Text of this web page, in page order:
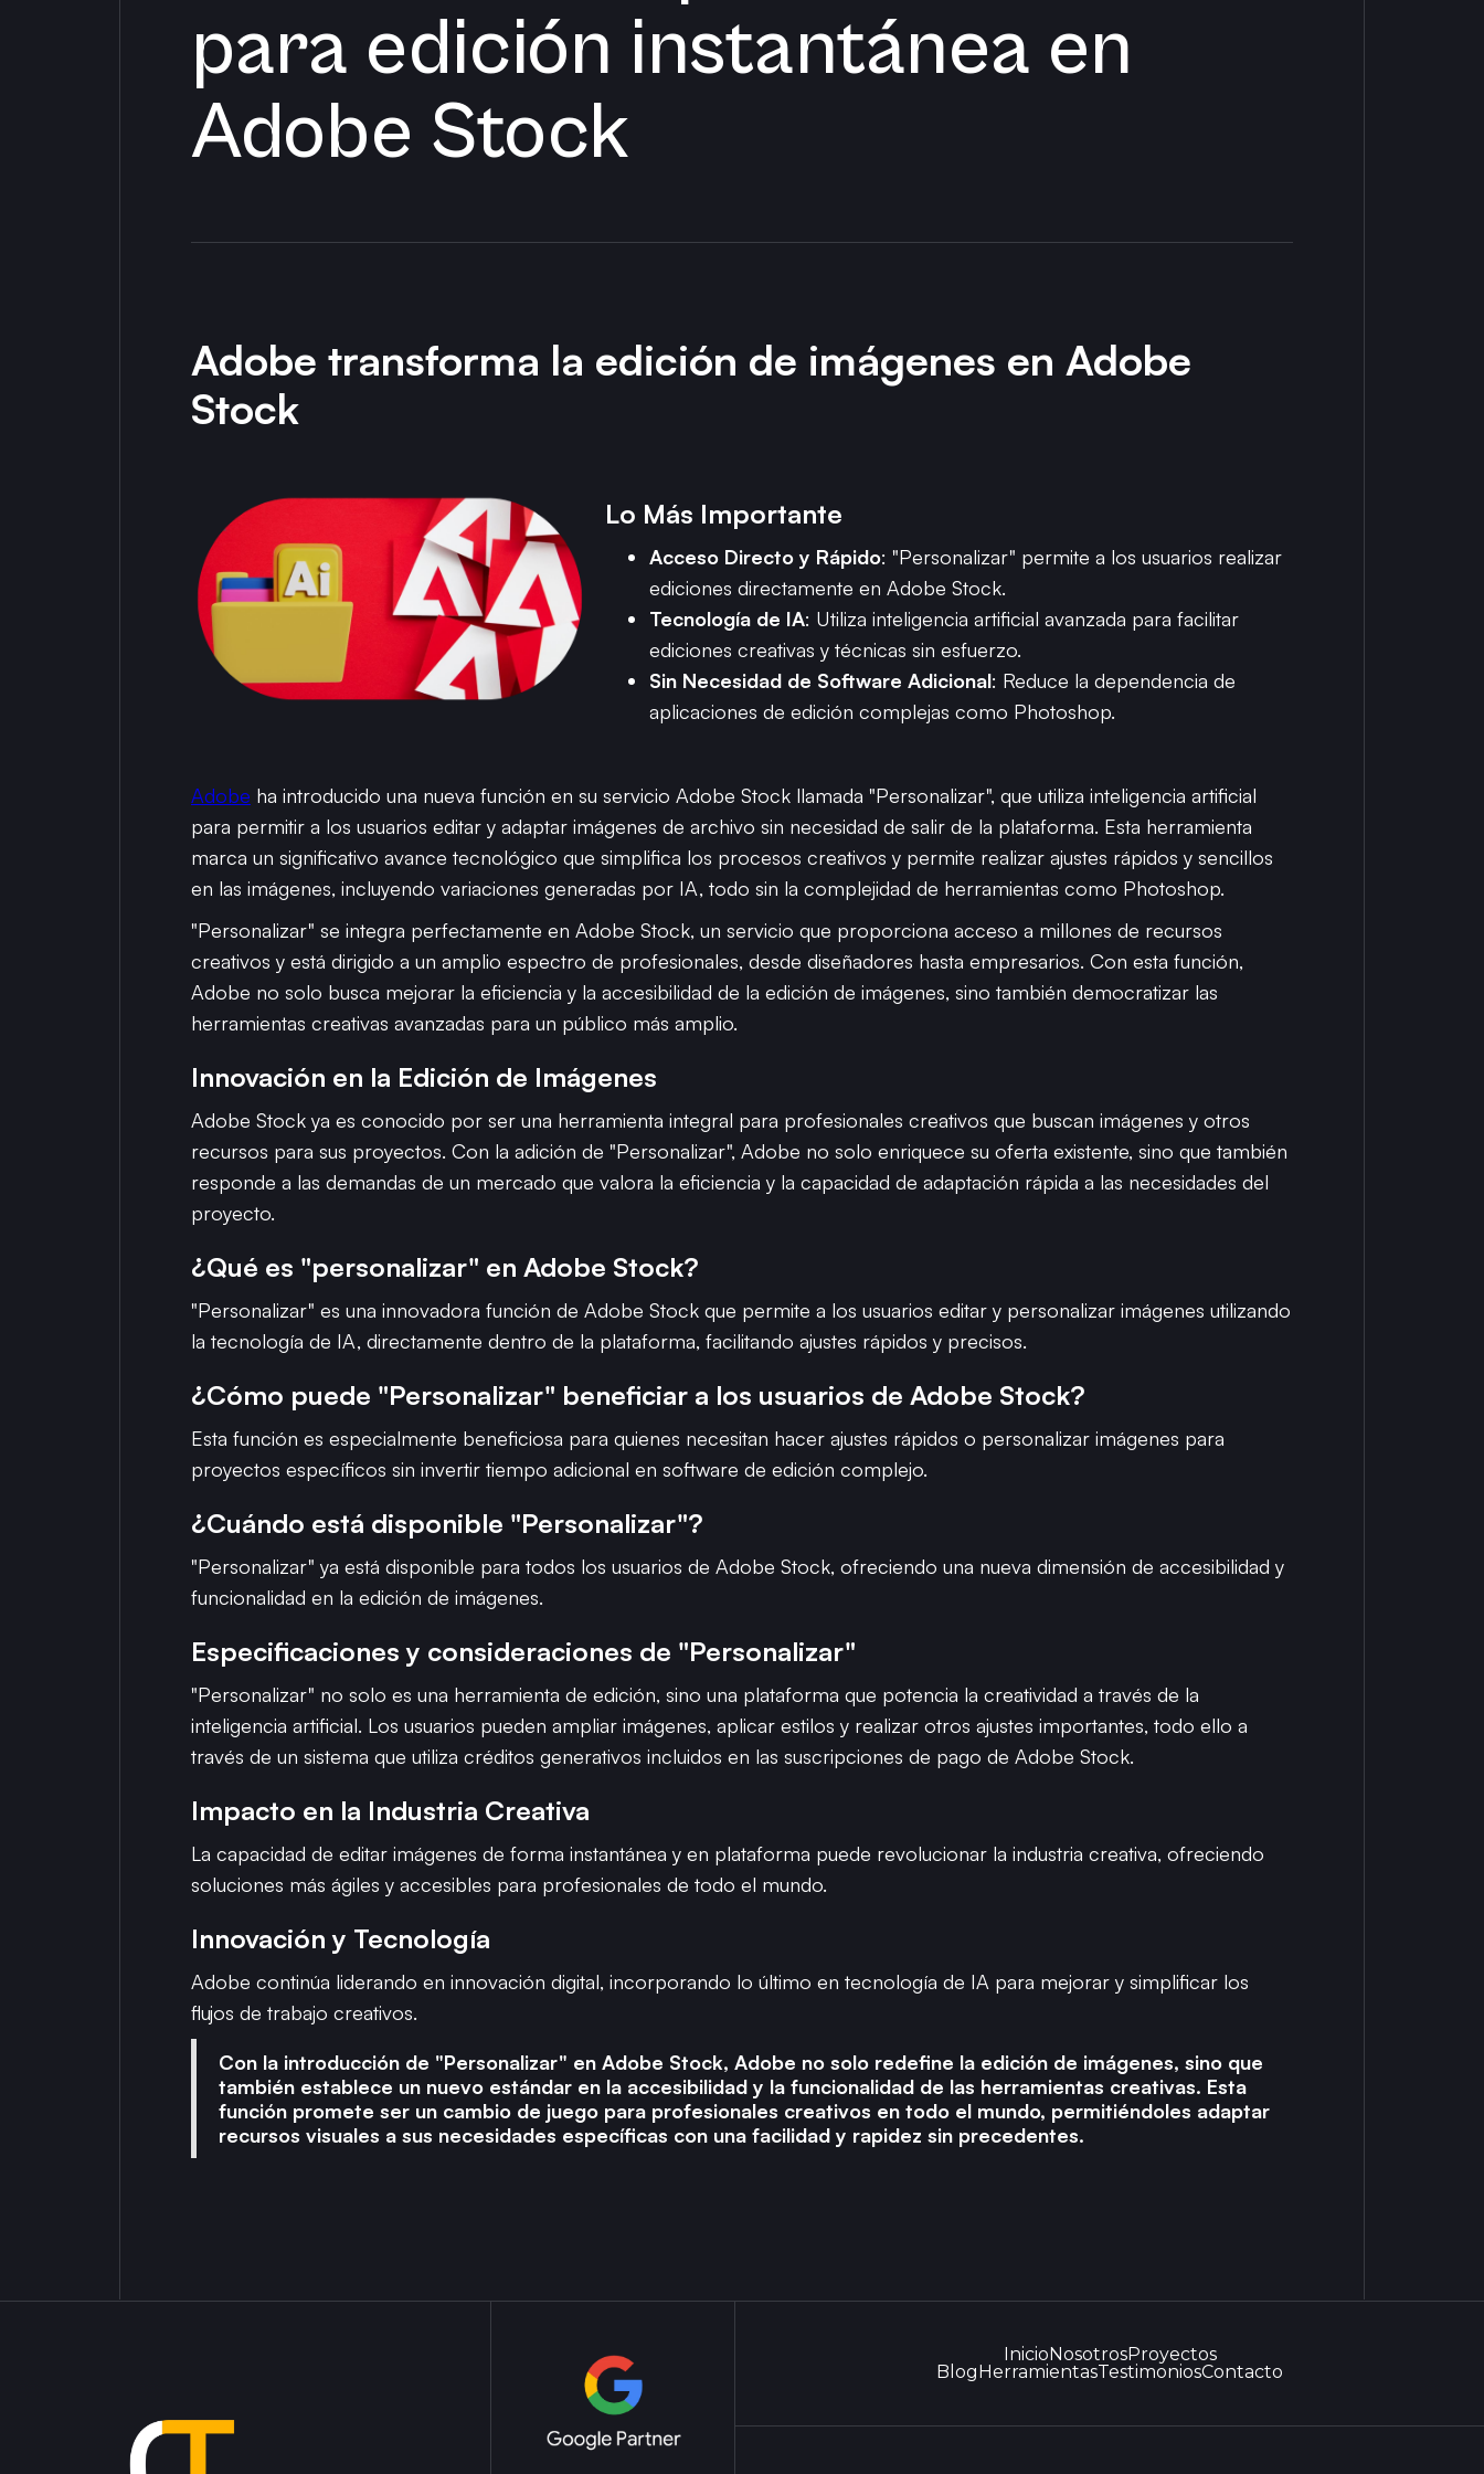
para edición instantánea en
Adobe Stock
Adobe transforma la edición de imágenes en Adobe
Stock
Lo Más Importante
Acceso Directo y Rápido: "Personalizar" permite a los usuarios realizar
ediciones directamente en Adobe Stock.
Tecnología de IA: Utiliza inteligencia artificial avanzada para facilitar
ediciones creativas y técnicas sin esfuerzo.
Sin Necesidad de Software Adicional: Reduce la dependencia de
aplicaciones de edición complejas como Photoshop.
Adobe ha introducido una nueva función en su servicio Adobe Stock llamada "Personalizar", que utiliza inteligencia artificial
para permitir a los usuarios editar y adaptar imágenes de archivo sin necesidad de salir de la plataforma. Esta herramienta
marca un significativo avance tecnológico que simplifica los procesos creativos y permite realizar ajustes rápidos y sencillos
en las imágenes, incluyendo variaciones generadas por IA, todo sin la complejidad de herramientas como Photoshop.
"Personalizar" se integra perfectamente en Adobe Stock, un servicio que proporciona acceso a millones de recursos
creativos y está dirigido a un amplio espectro de profesionales, desde diseñadores hasta empresarios. Con esta función,
Adobe no solo busca mejorar la eficiencia y la accesibilidad de la edición de imágenes, sino también democratizar las
herramientas creativas avanzadas para un público más amplio.
Innovación en la Edición de Imágenes
Adobe Stock ya es conocido por ser una herramienta integral para profesionales creativos que buscan imágenes y otros
recursos para sus proyectos. Con la adición de "Personalizar", Adobe no solo enriquece su oferta existente, sino que también
responde a las demandas de un mercado que valora la eficiencia y la capacidad de adaptación rápida a las necesidades del
proyecto.
¿Qué es "personalizar" en Adobe Stock?
"Personalizar" es una innovadora función de Adobe Stock que permite a los usuarios editar y personalizar imágenes utilizando
la tecnología de IA, directamente dentro de la plataforma, facilitando ajustes rápidos y precisos.
¿Cómo puede "Personalizar" beneficiar a los usuarios de Adobe Stock?
Esta función es especialmente beneficiosa para quienes necesitan hacer ajustes rápidos o personalizar imágenes para
proyectos específicos sin invertir tiempo adicional en software de edición complejo.
¿Cuándo está disponible "Personalizar"?
"Personalizar" ya está disponible para todos los usuarios de Adobe Stock, ofreciendo una nueva dimensión de accesibilidad y
funcionalidad en la edición de imágenes.
Especificaciones y consideraciones de "Personalizar"
"Personalizar" no solo es una herramienta de edición, sino una plataforma que potencia la creatividad a través de la
inteligencia artificial. Los usuarios pueden ampliar imágenes, aplicar estilos y realizar otros ajustes importantes, todo ello a
través de un sistema que utiliza créditos generativos incluidos en las suscripciones de pago de Adobe Stock.
Impacto en la Industria Creativa
La capacidad de editar imágenes de forma instantánea y en plataforma puede revolucionar la industria creativa, ofreciendo
soluciones más ágiles y accesibles para profesionales de todo el mundo.
Innovación y Tecnología
Adobe continúa liderando en innovación digital, incorporando lo último en tecnología de IA para mejorar y simplificar los
flujos de trabajo creativos.
Con la introducción de "Personalizar" en Adobe Stock, Adobe no solo redefine la edición de imágenes, sino que
también establece un nuevo estándar en la accesibilidad y la funcionalidad de las herramientas creativas. Esta
función promete ser un cambio de juego para profesionales creativos en todo el mundo, permitiéndoles adaptar
recursos visuales a sus necesidades específicas con una facilidad y rapidez sin precedentes.
InicioNosotrosProyectos
BlogHerramientasTestimoniosContacto